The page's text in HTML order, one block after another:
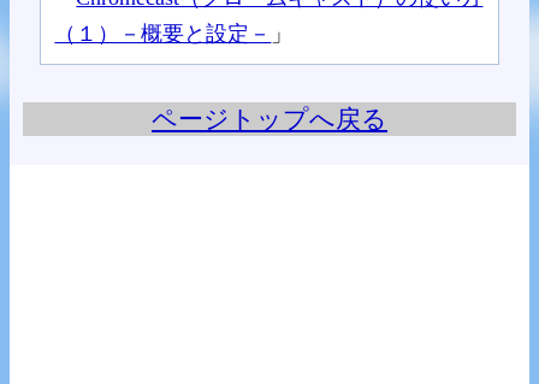
（１）－概要と設定－ 」
ページトップへ戻る